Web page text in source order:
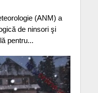
(ANM) a
de ninsori şi
pentru...